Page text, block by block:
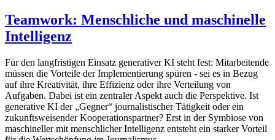
Teamwork: Menschliche und maschinelle
Intelligenz
Für den langfristigen Einsatz generativer KI steht fest: Mitarbeitende
müssen die Vorteile der Implementierung spüren - sei es in Bezug
auf ihre Kreativität, ihre Effizienz oder ihre Verteilung von
Aufgaben. Dabei ist ein zentraler Aspekt auch die Perspektive. Ist
generative KI der „Gegner“ journalistischer Tätigkeit oder ein
zukunftsweisender Kooperationspartner? Erst in der Symbiose von
maschineller mit menschlicher Intelligenz entsteht ein starker Vorteil